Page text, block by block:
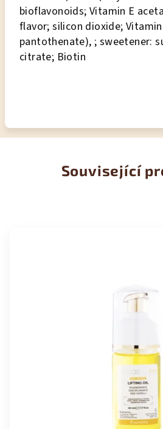
bioflavonoids; Vitamin E
flavor; silicon dioxide; Vitamin
pantothenate), ; sweetener:
citrate; Biotin
Související